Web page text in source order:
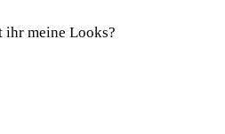
ihr meine Looks?